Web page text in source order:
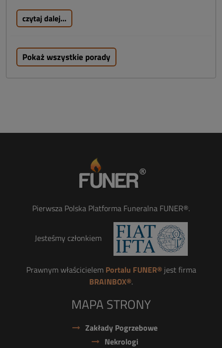
czytaj dalej...
Pokaż wszystkie porady
Pierwsza Polska Platforma Funeralna FUNER®.
Jesteśmy członkiem
Prawnym właścicielem Portalu FUNER®jest firma
BRAINBOX®.
MAPA STRONY
Zakłady Pogrzebowe
Nekrologi